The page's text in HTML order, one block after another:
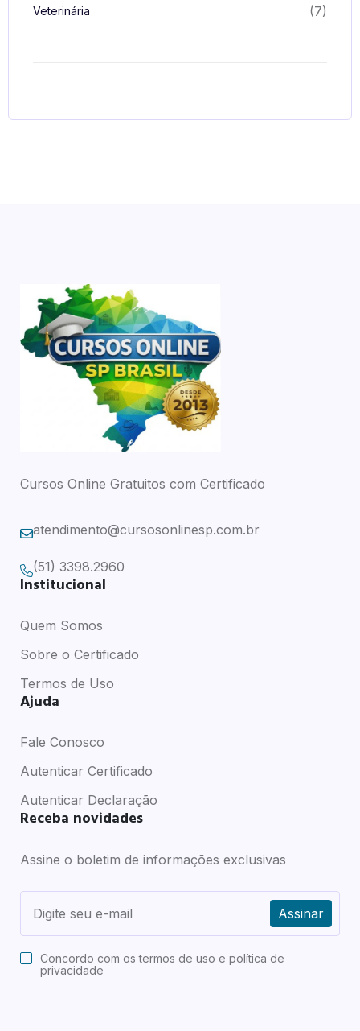
Veterinária (7)
Cursos Online Gratuitos com Certificado
atendimento@cursosonlinesp.com.br
(51) 3398.2960
Institucional
Quem Somos
Sobre o Certificado
Termos de Uso
Ajuda
Fale Conosco
Autenticar Certificado
Autenticar Declaração
Receba novidades
Assine o boletim de informações exclusivas
Assinar
Concordo com ostermos de uso e política de
privacidade